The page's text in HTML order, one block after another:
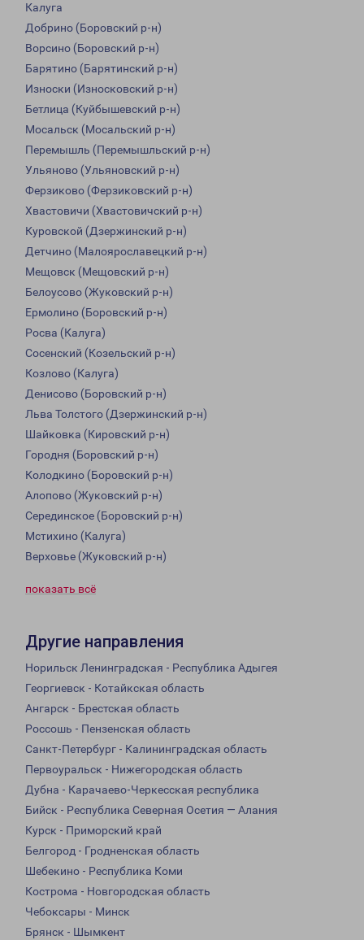
Калуга
Добрино (Боровский р-н)
Ворсино (Боровский р-н)
Барятино (Барятинский р-н)
Износки (Износковский р-н)
Бетлица (Куйбышевский р-н)
Мосальск (Мосальский р-н)
Перемышль (Перемышльский р-н)
Ульяново (Ульяновский р-н)
Ферзиково (Ферзиковский р-н)
Хвастовичи (Хвастовичский р-н)
Куровской (Дзержинский р-н)
Детчино (Малоярославецкий р-н)
Мещовск (Мещовский р-н)
Белоусово (Жуковский р-н)
Ермолино (Боровский р-н)
Росва (Калуга)
Сосенский (Козельский р-н)
Козлово (Калуга)
Денисово (Боровский р-н)
Льва Толстого (Дзержинский р-н)
Шайковка (Кировский р-н)
Городня (Боровский р-н)
Колодкино (Боровский р-н)
Алопово (Жуковский р-н)
Серединское (Боровский р-н)
Мстихино (Калуга)
Верховье (Жуковский р-н)
показать всё
Другие направления
Норильск Ленинградская - Республика Адыгея
Георгиевск - Котайкская область
Ангарск - Брестская область
Россошь - Пензенская область
Санкт-Петербург - Калининградская область
Первоуральск - Нижегородская область
Дубна - Карачаево-Черкесская республика
Бийск - Республика Северная Осетия — Алания
Курск - Приморский край
Белгород - Гродненская область
Шебекино - Республика Коми
Кострома - Новгородская область
Чебоксары - Минск
Брянск - Шымкент